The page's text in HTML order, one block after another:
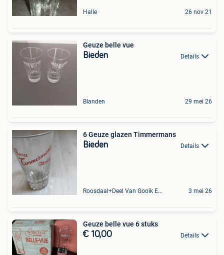
Halle 26 nov 21
Geuze belle vue
Bieden Details
Blanden 29 mei 26
6 Geuze glazen Timmermans
Bieden Details
Roosdaal+Deel Van Gooik En Sint-Kwintens-Lennik 3 mei 26
Geuze belle vue 6 stuks
€ 10,00 Details